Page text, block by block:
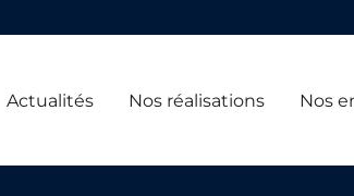
Actualités Nos réalisations Nos